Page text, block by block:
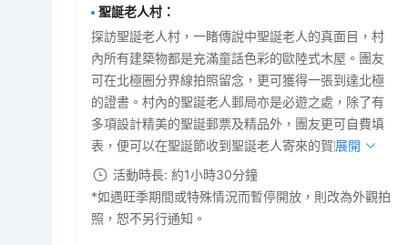
聖誕老人村 ：
探訪聖誕老人村，一睹傳說中聖誕老人的真面目，村
內所有建築物都是充滿童話色彩的歐陸式木屋。團友
可在北極圈分界線拍照留念，更可獲得一張到達北極
的證書。村內的聖誕老人郵局亦是必遊之處，除了有
多項設計精美的聖誕郵票及精品外，團友更可自費填
表，便可以在聖誕節收到聖誕老人寄來的賀節信件。
展開
活動時長: 約1小時30分鐘
*如遇旺季期間或特殊情況而暫停開放，則改為外觀拍
照，恕不另行通知。